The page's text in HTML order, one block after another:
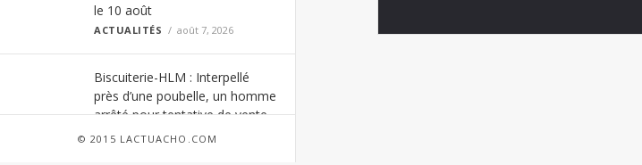
le 10 août
ACTUALITÉS août 7, 2026
Biscuiterie-HLM : Interpellé
près d’une poubelle, un homme
arrêté pour tentative de vente
de viande impropre à la
© 2015 LACTUACHO.COM